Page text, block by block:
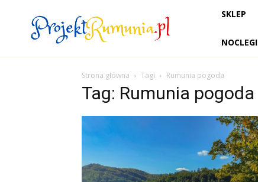
SKLEP
NOCLEGI
Strona główna Tagi Rumunia pogoda
Tag: Rumunia pogoda